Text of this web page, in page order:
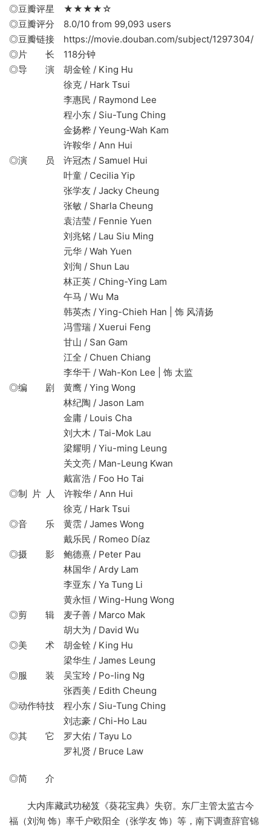
◎豆瓣评星 ★★★★☆
◎豆瓣评分 8.0/10 from 99,093 users
◎豆瓣链接 https://movie.douban.com/subject/1297304/
◎片 长 118分钟
◎导 演 胡金铨 / King Hu
徐克 / Hark Tsui
李惠民 / Raymond Lee
程小东 / Siu-Tung Ching
金扬桦 / Yeung-Wah Kam
许鞍华 / Ann Hui
◎演 员 许冠杰 / Samuel Hui
叶童 / Cecilia Yip
张学友 / Jacky Cheung
张敏 / Sharla Cheung
袁洁莹 / Fennie Yuen
刘兆铭 / Lau Siu Ming
元华 / Wah Yuen
刘洵 / Shun Lau
林正英 / Ching-Ying Lam
午马 / Wu Ma
韩英杰 / Ying-Chieh Han | 饰 风清扬
冯雪瑞 / Xuerui Feng
甘山 / San Gam
江全 / Chuen Chiang
李华干 / Wah-Kon Lee | 饰 太监
◎编 剧 黄鹰 / Ying Wong
林纪陶 / Jason Lam
金庸 / Louis Cha
刘大木 / Tai-Mok Lau
梁耀明 / Yiu-ming Leung
关文亮 / Man-Leung Kwan
戴富浩 / Foo Ho Tai
◎制 片 人 许鞍华 / Ann Hui
徐克 / Hark Tsui
◎音 乐 黄霑 / James Wong
戴乐民 / Romeo Díaz
◎摄 影 鲍德熹 / Peter Pau
林国华 / Ardy Lam
李亚东 / Ya Tung Li
黄永恒 / Wing-Hung Wong
◎剪 辑 麦子善 / Marco Mak
胡大为 / David Wu
◎美 术 胡金铨 / King Hu
梁华生 / James Leung
◎服 装 吴宝玲 / Po-ling Ng
张西美 / Edith Cheung
◎动作特技 程小东 / Siu-Tung Ching
刘志豪 / Chi-Ho Lau
◎其 它 罗大佑 / Tayu Lo
罗礼贤 / Bruce Law
◎简 介
大内库藏武功秘笈《葵花宝典》失窃。东厂主管太监古今
福（刘洵 饰）率千户欧阳全（张学友 饰）等，南下调查辞官锦